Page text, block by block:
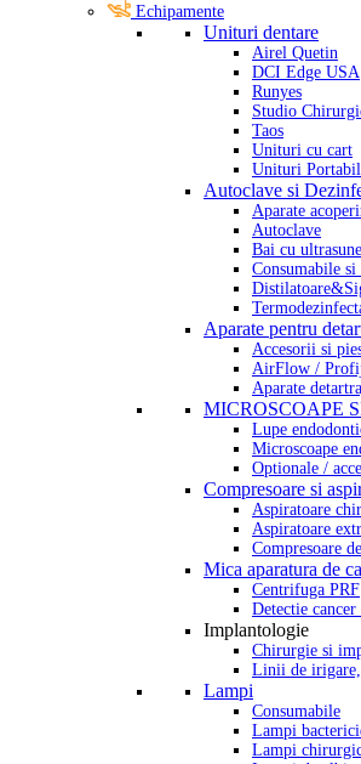
Echipamente
Unituri dentare
Airel Quetin
DCI Edge USA
Runyes
Studio
Taos
Unituri cu cart
Unituri
Autoclave si
Aparate
Autoclave
Bai cu
Consumabile si
Aparate pentru
Accesorii si
AirFlow /
Aparate
MICROSCOAPE
Lupe
Microscoape
Optionale /
Compresoare si
Aspiratoare
Aspiratoare
Compresoare
Mica aparatura de
Centrifuga PRF
Detectie cancer
Implantologie
Chirurgie si
Linii de
Lampi
Consumabile
Lampi
Lampi